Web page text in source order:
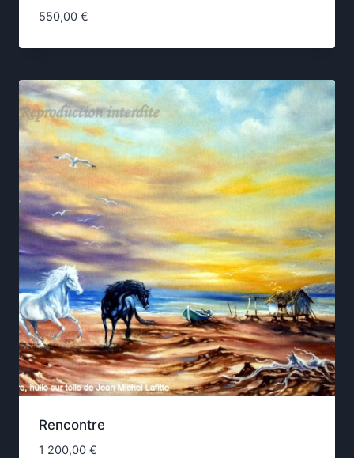
550,00 €
Rencontre
1 200,00 €